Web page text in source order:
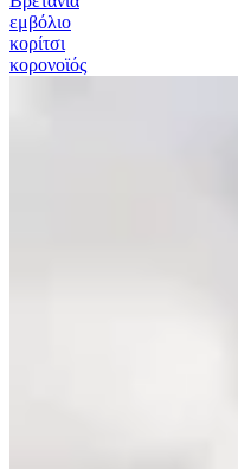
εμβόλιο
κορίτσι
κορονοϊός